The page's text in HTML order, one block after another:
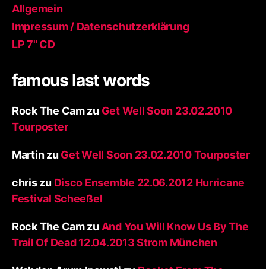
Allgemein
Impressum / Datenschutzerklärung
LP 7" CD
famous last words
Rock The Camzu Get Well Soon 23.02.2010
Tourposter
Martinzu Get Well Soon 23.02.2010 Tourposter
chriszu Disco Ensemble 22.06.2012 Hurricane
Festival Scheeßel
Rock The Camzu And You Will Know Us By The
Trail Of Dead 12.04.2013 Strom München